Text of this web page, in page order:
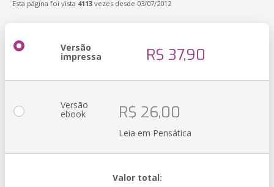
Esta página foi vista 4113 vezes desde 03/07/2012
Versão
impressa R$ 37,90
Versão
ebook R$ 26,00
Leia em Pensática
Valor total: